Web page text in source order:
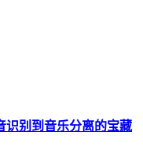
识别到音乐分离的宝藏